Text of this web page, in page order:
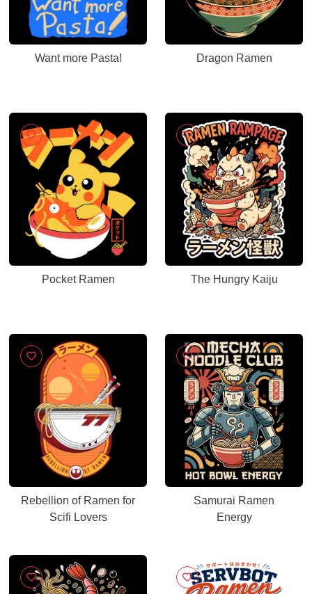
Want more Pasta! Dragon Ramen
Pocket Ramen The Hungry Kaiju
Rebellion of Ramen for
Scifi Lovers
Samurai Ramen
Energy